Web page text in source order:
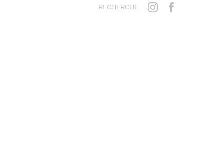
Aller au contenu principalRECHERCHE INSTAGRAMFACEBOOK